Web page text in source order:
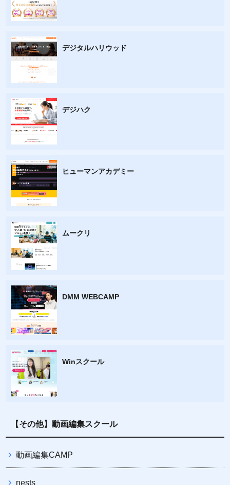
デジタルハリウッド
デジハク
ヒューマンアカデミー
ムークリ
DMM WEBCAMP
Winスクール
【その他】動画編集スクール
動画編集CAMP
nests